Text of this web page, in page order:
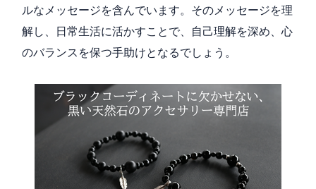
ルなメッセージを含んでいます。そのメッセージを理
解し、日常生活に活かすことで、自己理解を深め、心
のバランスを保つ手助けとなるでしょう。